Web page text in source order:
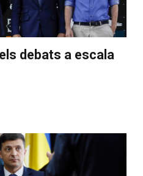
debats a escala